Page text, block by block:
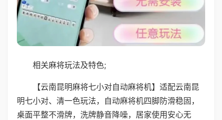
相关麻将玩法及特色;
【云南昆明麻将七小对自动麻将机】适配云南昆
明七小对、清一色玩法，自动麻将机四脚防滑稳固，
桌面平整不滑牌，洗牌静音降噪，居家使用安心无